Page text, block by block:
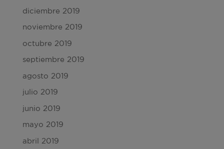
diciembre 2019
noviembre 2019
octubre 2019
septiembre 2019
agosto 2019
julio 2019
junio 2019
mayo 2019
abril 2019